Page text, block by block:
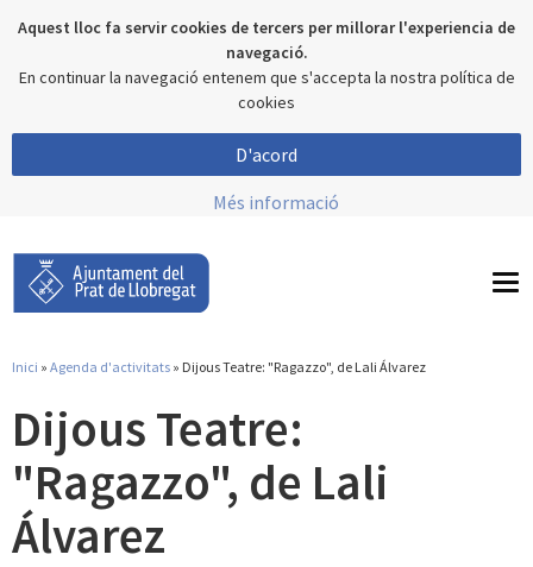
Aquest lloc fa servir cookies de tercers per millorar l'experiencia de
navegació.
En continuar la navegació entenem que s'accepta la nostra política de
cookies
D'acord
Més informació
Inici » Agenda d'activitats » Dijous Teatre: "Ragazzo", de Lali Álvarez
Dijous Teatre:
"Ragazzo", de Lali
Álvarez